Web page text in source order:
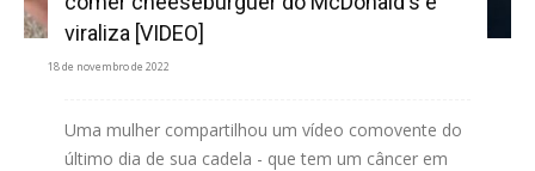
viraliza [VIDEO]
18 de novembro de 2022
Uma mulher compartilhou um vídeo comovente do
último dia de sua cadela - que tem um câncer em